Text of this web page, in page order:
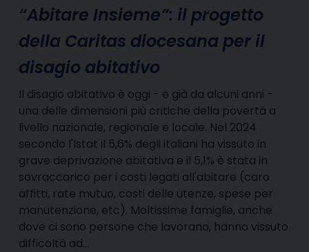
“Abitare Insieme”: il progetto
della Caritas diocesana per il
disagio abitativo
Il disagio abitativo è oggi - e già da alcuni anni -
una delle dimensioni più critiche della povertà a
livello nazionale, regionale e locale. Nel 2024
secondo l'Istat il 5,6% degli italiani ha vissuto in
grave deprivazione abitativa e il 5,1% è stata in
sovraccarico per i costi legati all'abitare (caro
affitti, rate mutuo, costi delle utenze, spese per
manutenzione, etc). Moltissime famiglie, anche
dove ci sono persone che lavorano, hanno vissuto
difficoltà ad…